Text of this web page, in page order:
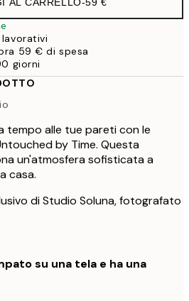
59 € di spesa
giorni
tempo alle tue pareti con le
by Time. Questa
un'atmosfera sofisticata a
casa.
di Studio Soluna, fotografato
su una tela e ha una